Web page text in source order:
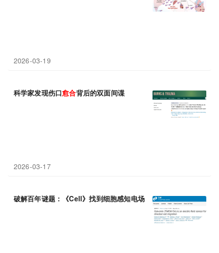
2026-03-19
科学家发现伤口愈合背后的双面间谍
2026-03-17
破解百年谜题：《Cell》找到细胞感知电场的“天线”，揭秘伤口